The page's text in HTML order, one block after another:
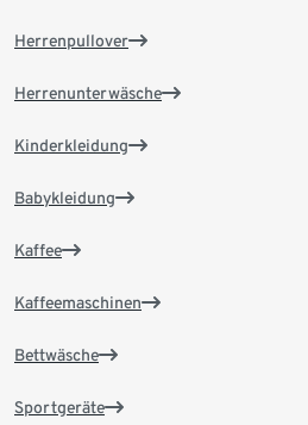
Herrenpullover
Herrenunterwäsche
Kinderkleidung
Babykleidung
Kaffee
Kaffeemaschinen
Bettwäsche
Sportgeräte